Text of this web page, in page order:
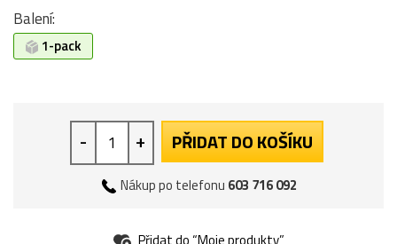
Balení:
1-pack
- + PŘIDAT DO KOŠÍKU
Nákup po telefonu 603 716 092
Přidat do “Moje produkty”